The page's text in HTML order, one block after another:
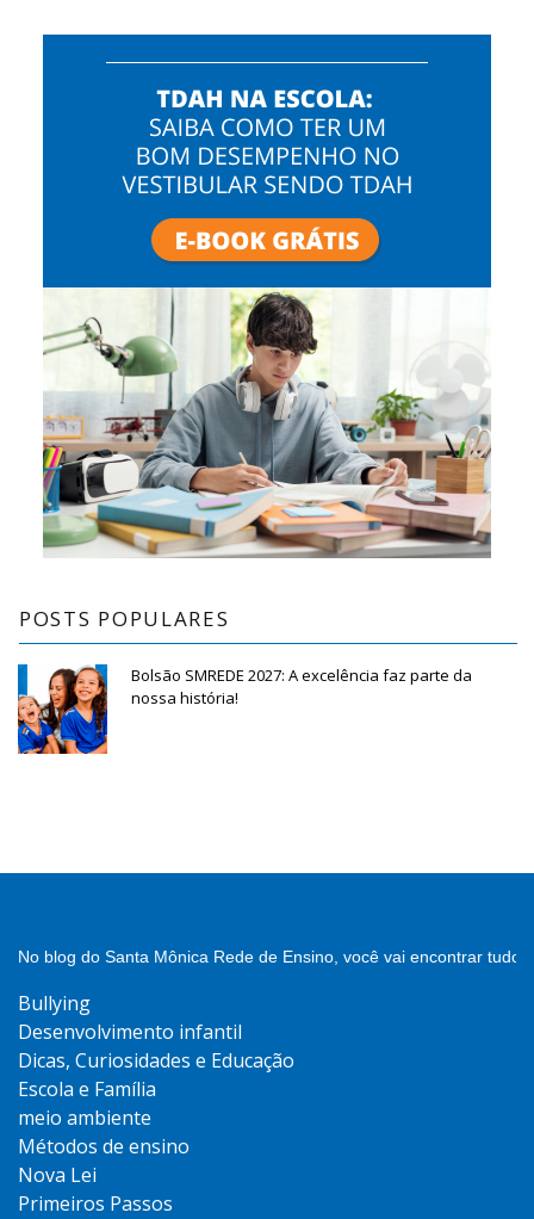
POSTS POPULARES
Bolsão SMREDE 2027: A excelência faz parte da
nossa história!
No blog do Santa Mônica Rede de Ensino, você vai encontrar
Bullying
Desenvolvimento infantil
Dicas, Curiosidades e Educação
Escola e Família
meio ambiente
Métodos de ensino
Nova Lei
Primeiros Passos